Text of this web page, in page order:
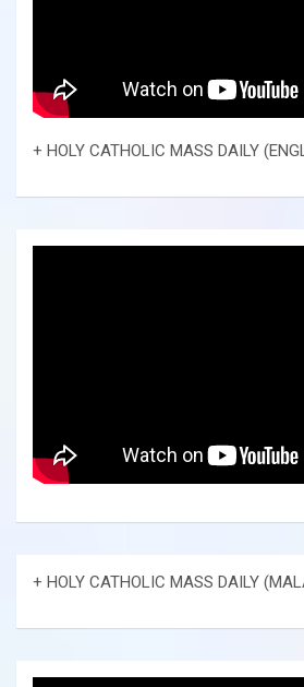
+ HOLY CATHOLIC MASS DAILY
+ HOLY CATHOLIC MASS DAILY